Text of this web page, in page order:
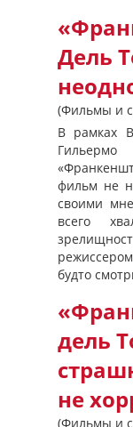
Дель
(Фильмы и
В рамках
фильм не
своими
всего
будто
дель
не
(Фильмы и